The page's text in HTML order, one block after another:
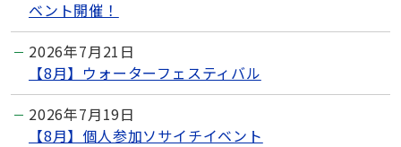
ベント開催！
2026年7月21日
【8月】ウォーターフェスティバル
2026年7月19日
【8月】個人参加ソサイチイベント